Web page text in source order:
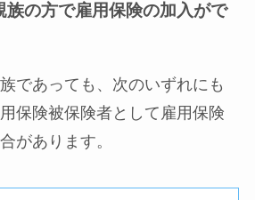
族の方で雇用保険の加入がで
であっても、次のいずれにも
保険被保険者として雇用保険
があります。